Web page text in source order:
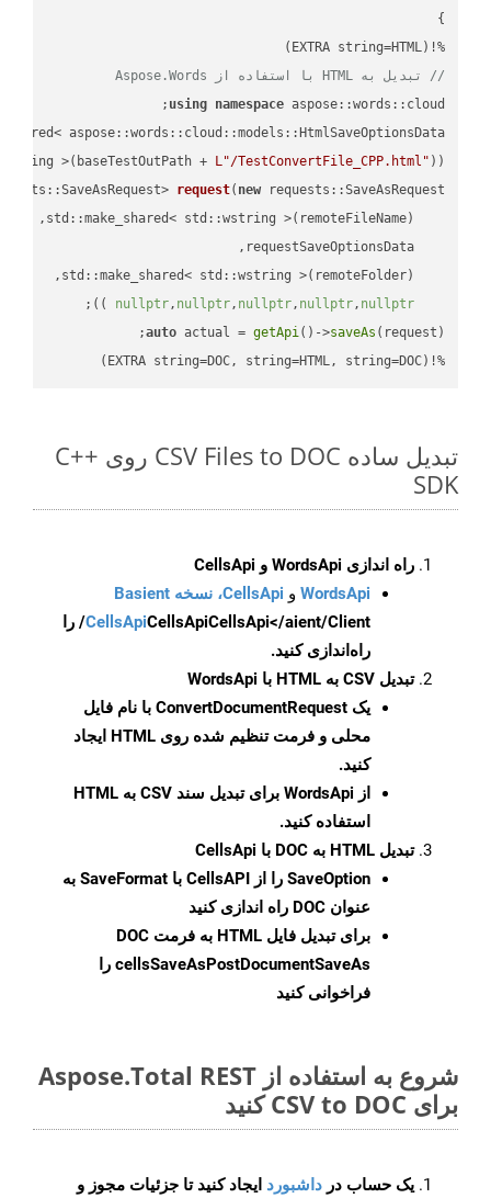
%!(EXTRA string=HTML)
// تبدیل به HTML با استفاده از Aspose.Words
using namespace aspose::words::cloud;
>(baseTestOutPath + L"/TestConvertFile_CPP.html" ));
request( new
nullptr, nullptr, nullptr, nullptr, nullptr
))
;
auto actual = getApi()->saveAs
%!(EXTRA string=DOC, string=HTML, string=DOC)
تبدیل ساده CSV Files to DOC روی C++
SDK
راه اندازی WordsApi و CellsApi
WordsApi و CellsApi، نسخه Basient
CellsApiCellsApi
CellsApi</aient/Client/ را
راه‌اندازی کنید.
تبدیل CSV به HTML با WordsApi
یک ConvertDocumentRequest با نام فایل
محلی و فرمت تنظیم شده روی HTML ایجاد
کنید.
از WordsApi برای تبدیل سند CSV به HTML
استفاده کنید.
تبدیل HTML به DOC با CellsApi
SaveOption
را از CellsAPI با SaveFormat به
عنوان DOC راه اندازی کنید
برای تبدیل فایل HTML به فرمت
DOC
cellsSaveAsPostDocumentSaveAs را
فراخوانی کنید
شروع به استفاده از Aspose.Total REST
برای CSV to DOC کنید
یک حساب در داشبورد ایجاد کنید تا جزئیات مجوز و